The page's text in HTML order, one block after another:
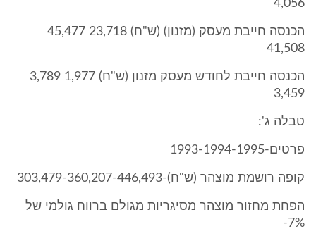
4,056
הכנסה חייבת מעסק (מזנון) (ש"ח) 23,718 45,477
41,508
הכנסה חייבת לחודש מעסק מזנון (ש"ח) 1,977 3,789
3,459
טבלה ג':
פרטים-1993-1994-1995
קופה רושמת מוצהר (ש"ח)-303,479-360,207-446,493
הפחת מחזור מוצהר מסיגריות מגולם ברווח גולמי של
7%-